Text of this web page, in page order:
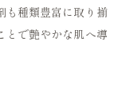
も種類豊富に取り揃
とで艶やかな肌へ導